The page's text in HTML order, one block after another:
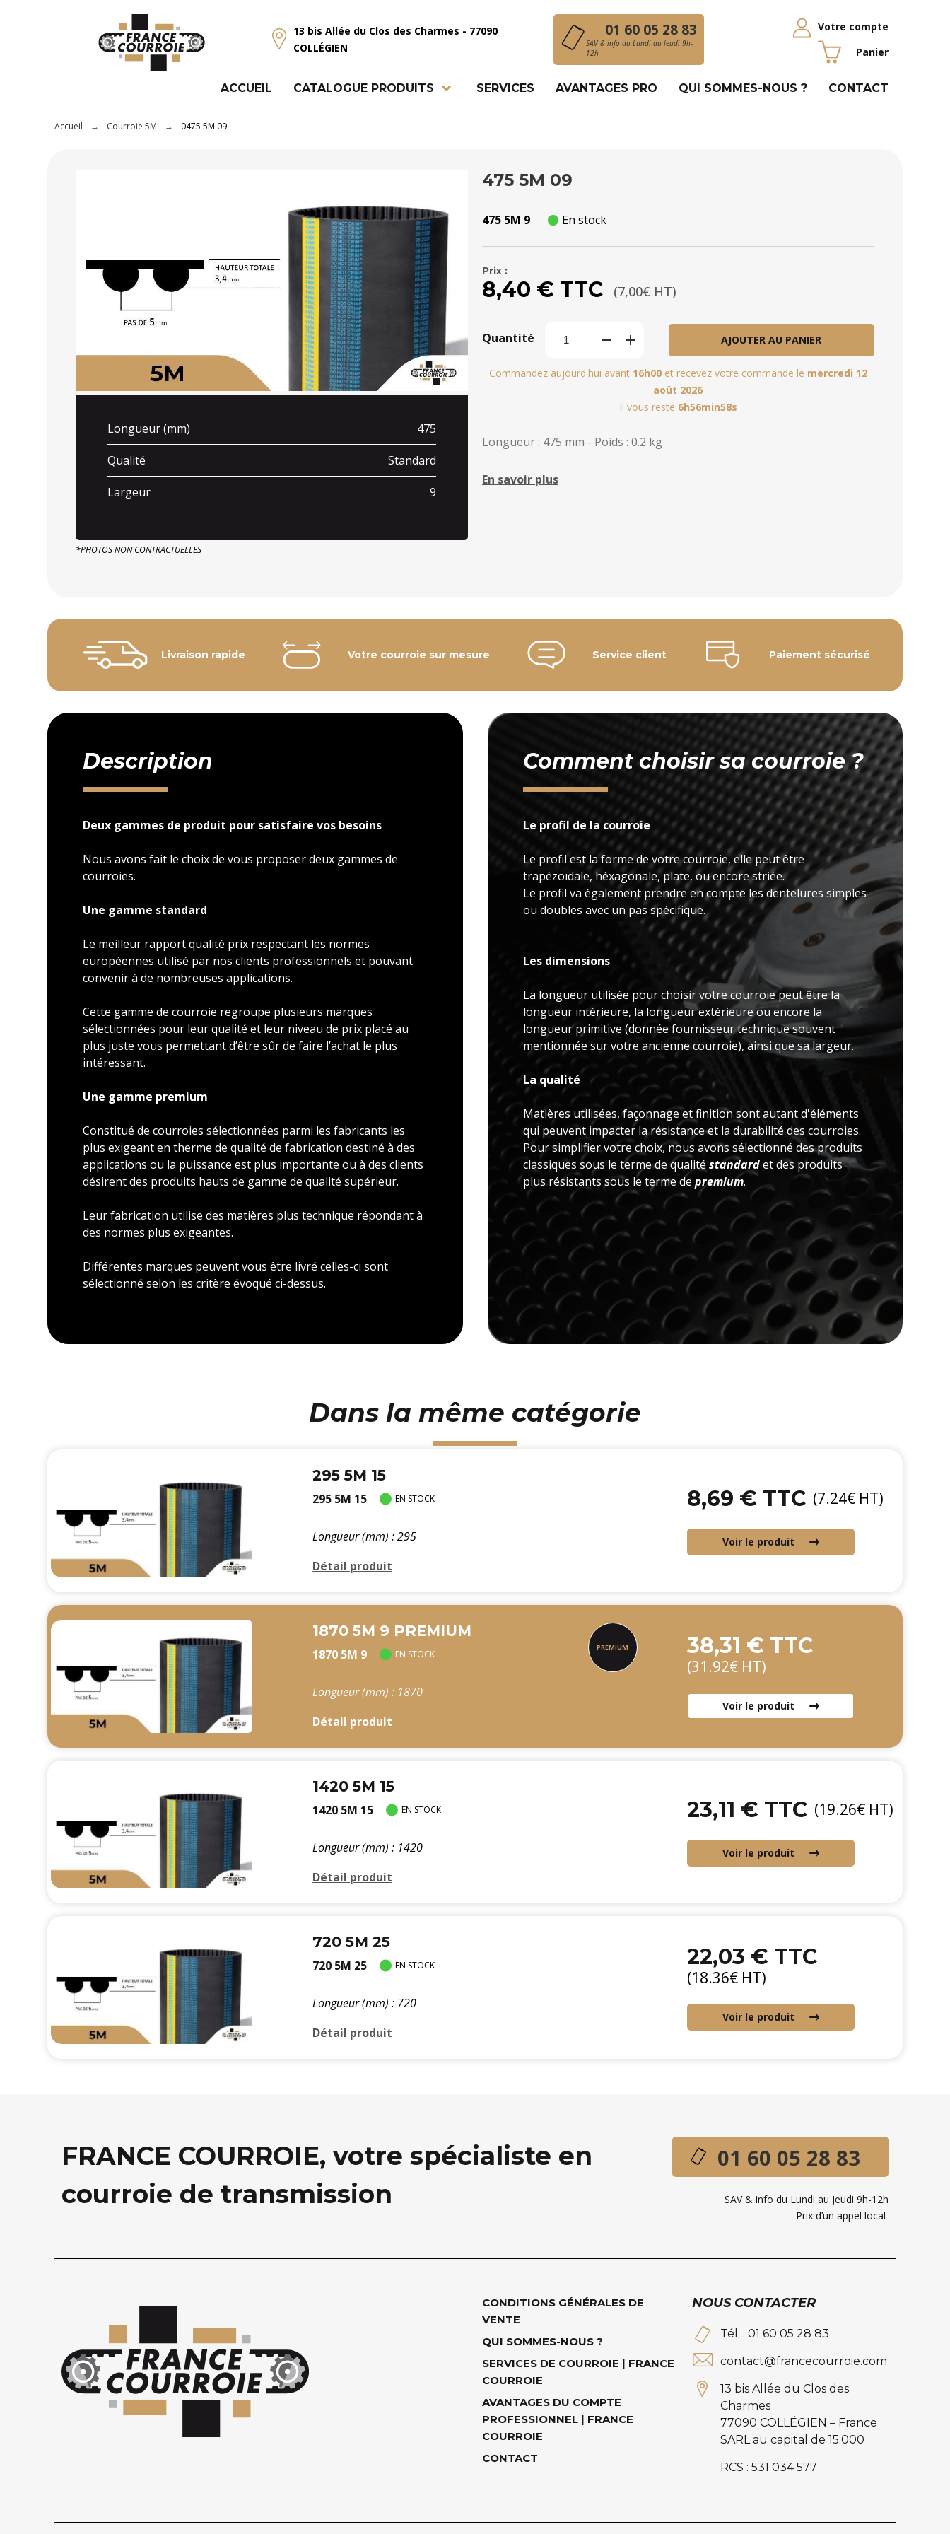
13 bis Allée du Clos des Charmes - 77090
COLLÉGIEN
01 60 05 28 83
SAV & info du Lundi au Jeudi 9h-
12h
Votre compte
Panier
ACCUEIL CATALOGUE PRODUITS SERVICES AVANTAGES PRO QUI SOMMES-NOUS ? CONTACT
Accueil Courroie 5M 0475 5M 09
Longueur (mm) 475
Qualité Standard
Largeur 9
*PHOTOS NON CONTRACTUELLES
475 5M 09
475 5M 9 En stock
Prix :
8,40 € TTC (7,00€ HT)
Quantité AJOUTER AU PANIER
Commandez aujourd'hui avant 16h00et recevez votre commande le mercredi 12
août 2026
Il vous reste 6h56min56s
Longueur : 475 mm - Poids : 0.2 kg
En savoir plus
Livraison rapide Votre courroie sur mesure Service client Paiement sécurisé
Description
Deux gammes de produit pour satisfaire vos besoins
Nous avons fait le choix de vous proposer deux gammes de
courroies.
Une gamme standard
Le meilleur rapport qualité prix respectant les normes
européennes utilisé par nos clients professionnels et pouvant
convenir à de nombreuses applications.
Cette gamme de courroie regroupe plusieurs marques
sélectionnées pour leur qualité et leur niveau de prix placé au
plus juste vous permettant d’être sûr de faire l’achat le plus
intéressant.
Une gamme premium
Constitué de courroies sélectionnées parmi les fabricants les
plus exigeant en therme de qualité de fabrication destiné à des
applications ou la puissance est plus importante ou à des clients
désirent des produits hauts de gamme de qualité supérieur.
Leur fabrication utilise des matières plus technique répondant à
des normes plus exigeantes.
Différentes marques peuvent vous être livré celles-ci sont
sélectionné selon les critère évoqué ci-dessus.
Comment choisir sa courroie ?
Le profil de la courroie
Le profil est la forme de votre courroie, elle peut être
trapézoïdale, héxagonale, plate, ou encore striée.
Le profil va également prendre en compte les dentelures simples
ou doubles avec un pas spécifique.
Les dimensions
La longueur utilisée pour choisir votre courroie peut être la
longueur intérieure, la longueur extérieure ou encore la
longueur primitive (donnée fournisseur technique souvent
mentionnée sur votre ancienne courroie), ainsi que sa largeur.
La qualité
Matières utilisées, façonnage et finition sont autant d'éléments
qui peuvent impacter la résistance et la durabilité des courroies.
Pour simplifier votre choix, nous avons sélectionné des produits
classiques sous le terme de qualité standardet des produits
plus résistants sous le terme de premium.
Dans la même catégorie
295 5M 15
295 5M 15 EN STOCK
Longueur (mm) : 295
Détail produit
8,69 € TTC (7.24€ HT)
Voir le produit
1870 5M 9 PREMIUM
1870 5M 9 EN STOCK
Longueur (mm) : 1870
Détail produit
38,31 € TTC
(31.92€ HT)
Voir le produit
1420 5M 15
1420 5M 15 EN STOCK
Longueur (mm) : 1420
Détail produit
23,11 € TTC (19.26€ HT)
Voir le produit
720 5M 25
720 5M 25 EN STOCK
Longueur (mm) : 720
Détail produit
22,03 € TTC
(18.36€ HT)
Voir le produit
FRANCE COURROIE, votre spécialiste en
courroie de transmission
01 60 05 28 83
SAV & info du Lundi au Jeudi 9h-12h
Prix d’un appel local
CONDITIONS GÉNÉRALES DE
VENTE
QUI SOMMES-NOUS ?
SERVICES DE COURROIE | FRANCE
COURROIE
AVANTAGES DU COMPTE
PROFESSIONNEL | FRANCE
COURROIE
CONTACT
NOUS CONTACTER
Tél. : 01 60 05 28 83
contact@francecourroie.com
13 bis Allée du Clos des
Charmes
77090 COLLÉGIEN – France
SARL au capital de 15.000
RCS : 531 034 577